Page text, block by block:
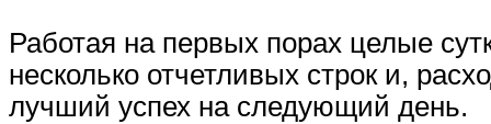
Работая на первых порах целые
несколько отчетливых строк и,
лучший успех на следующий день.